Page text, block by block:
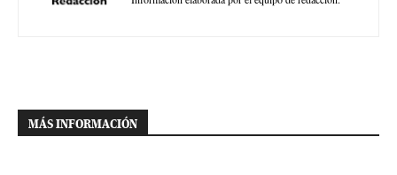
MÁS INFORMACIÓN